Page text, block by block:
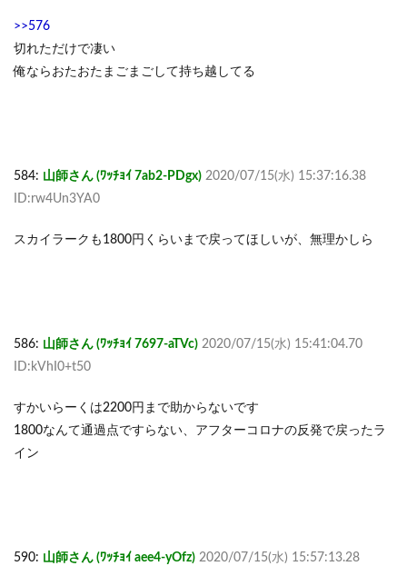
>>576
切れただけで凄い
俺ならおたおたまごまごして持ち越してる
584: 山師さん (ﾜｯﾁｮｲ 7ab2-PDgx) 2020/07/15(水) 15:37:16.38
ID:rw4Un3YA0
スカイラークも1800円くらいまで戻ってほしいが、無理かしら
586: 山師さん (ﾜｯﾁｮｲ 7697-aTVc) 2020/07/15(水) 15:41:04.70
ID:kVhI0+t50
すかいらーくは2200円まで助からないです
1800なんて通過点ですらない、アフターコロナの反発で戻ったラ
イン
590: 山師さん (ﾜｯﾁｮｲ aee4-yOfz) 2020/07/15(水) 15:57:13.28